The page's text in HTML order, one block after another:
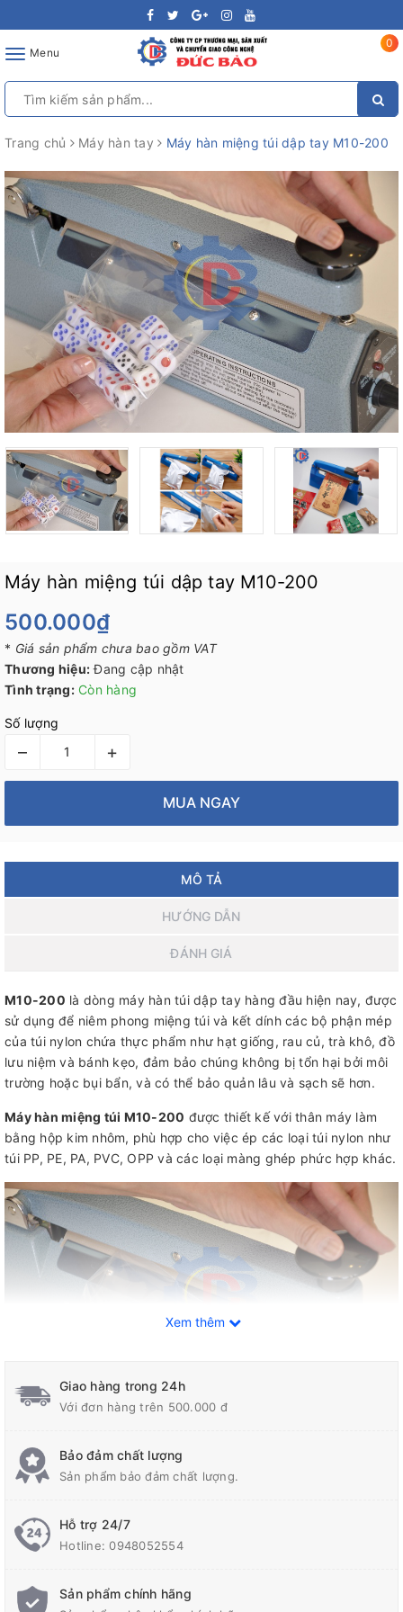
ToggleMenu
0
Trang chủ Máy hàn tay Máy hàn miệng túi dập tay M10-200
Máy hàn miệng túi dập tay M10-200
500.000₫
* Giá sản phẩm chưa bao gồm VAT
Thương hiệu: Đang cập nhật
Tình trạng: Còn hàng
Số lượng
– +
MUA NGAY
MÔ TẢ
HƯỚNG DẪN
ĐÁNH GIÁ
M10-200 là dòng máy hàn túi dập tay hàng đầu hiện nay, được
sử dụng để niêm phong miệng túi và kết dính các bộ phận mép
của túi nylon chứa thực phẩm như hạt giống, rau củ, trà khô, đồ
lưu niệm và bánh kẹo, đảm bảo chúng không bị tổn hại bởi môi
trường hoặc bụi bẩn, và có thể bảo quản lâu và sạch sẽ hơn.
Máy hàn miệng túi M10-200 được thiết kế với thân máy làm
bằng hộp kim nhôm, phù hợp cho việc ép các loại túi nylon như
túi PP, PE, PA, PVC, OPP và các loại màng ghép phức hợp khác.
Đặc điểm của Máy hàn miệng túi M10-200
Máy hàn miệng túi M10-200 là sản phẩm lý tưởng cho các cơ
nghiệp.
Xem thêm
Giao hàng trong 24h
Với đơn hàng trên 500.000 đ
Bảo đảm chất lượng
Sản phẩm bảo đảm chất lượng.
Hỗ trợ 24/7
Hotline:0948052554
Sản phẩm chính hãng